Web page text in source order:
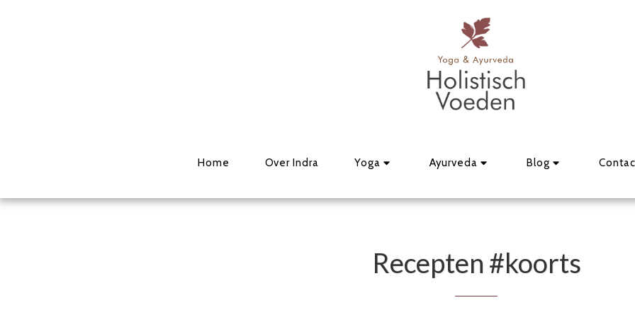
Home Over Indra Yoga Ayurveda Blog
Recepten #koorts